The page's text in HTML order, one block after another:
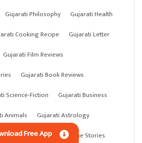
Gujarati Philosophy
Gujarati Health
Cooking Recipe
Gujarati Letter
Gujarati Film Reviews
Gujarati Book Reviews
Science-Fiction
Gujarati Business
Animals
Gujarati Astrology
Anything Gujarati Crime Stories
Free App